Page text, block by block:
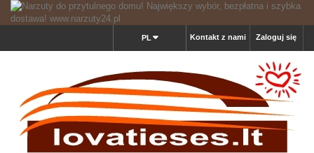
Zaloguj się
Kontakt z nami
PL